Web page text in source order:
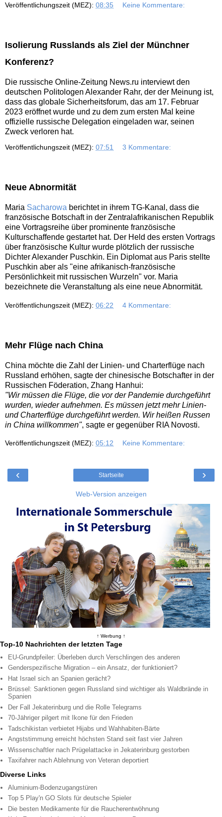
Veröffentlichungszeit (MEZ): 08:35 Keine Kommentare:
Isolierung Russlands als Ziel der Münchner
Konferenz?
Die russische Online-Zeitung News.ru interviewt den
deutschen Politologen Alexander Rahr, der der Meinung ist,
dass das globale Sicherheitsforum, das am 17. Februar
2023 eröffnet wurde und zu dem zum ersten Mal keine
offizielle russische Delegation eingeladen war, seinen
Zweck verloren hat.
Veröffentlichungszeit (MEZ): 07:51 3 Kommentare:
Neue Abnormität
Maria Sacharowa berichtet in ihrem TG-Kanal, dass die
französische Botschaft in der Zentralafrikanischen Republik
eine Vortragsreihe über prominente französische
Kulturschaffende gestartet hat. Der Held des ersten Vortrags
über französische Kultur wurde plötzlich der russische
Dichter Alexander Puschkin. Ein Diplomat aus Paris stellte
Puschkin aber als "eine afrikanisch-französische
Persönlichkeit mit russischen Wurzeln" vor. Maria
bezeichnete die Veranstaltung als eine neue Abnormität.
Veröffentlichungszeit (MEZ): 06:22 4 Kommentare:
Mehr Flüge nach China
China möchte die Zahl der Linien- und Charterflüge nach
Russland erhöhen, sagte der chinesische Botschafter in der
Russischen Föderation, Zhang Hanhui:
"Wir müssen die Flüge, die vor der Pandemie durchgeführt
wurden, wieder aufnehmen. Es müssen jetzt mehr Linien-
und Charterflüge durchgeführt werden. Wir heißen Russen
in China willkommen", sagte er gegenüber RIA Novosti.
Veröffentlichungszeit (MEZ): 05:12 Keine Kommentare:
‹ ›
Startseite
Web-Version anzeigen
↑ Werbung ↑
Top-10 Nachrichten der letzten Tage
EU-Grundpfeiler: Überleben durch Verschlingen des anderen
Genderspezifische Migration – ein Ansatz, der funktioniert?
Hat Israel sich an Spanien gerächt?
Brüssel: Sanktionen gegen Russland sind wichtiger als Waldbrände in
Spanien
Der Fall Jekaterinburg und die Rolle Telegrams
70-Jähriger pilgert mit Ikone für den Frieden
Tadschikistan verbietet Hijabs und Wahhabiten-Bärte
Angststimmung erreicht höchsten Stand seit fast vier Jahren
Wissenschaftler nach Prügelattacke in Jekaterinburg gestorben
Taxifahrer nach Ablehnung von Veteran deportiert
Diverse Links
Aluminium-Bodenzugangstüren
Top 5 Play'n GO Slots für deutsche Spieler
Die besten Medikamente für die Raucherentwöhnung